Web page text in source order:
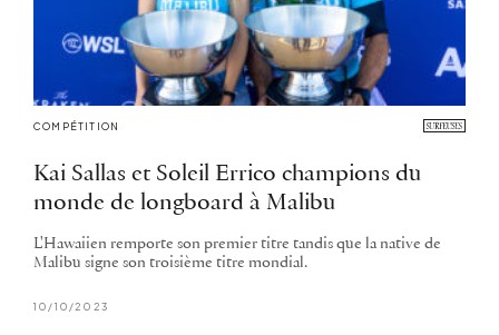
COMPÉTITION
Kai Sallas et Soleil Errico champions du
monde de longboard à Malibu
L'Hawaiien remporte son premier titre tandis que la native de
Malibu signe son troisième titre mondial.
10/10/2023